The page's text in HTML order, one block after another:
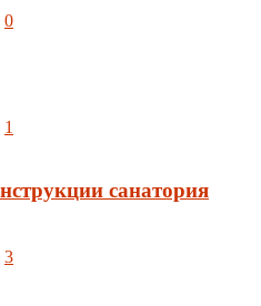
0
1
санатория
3